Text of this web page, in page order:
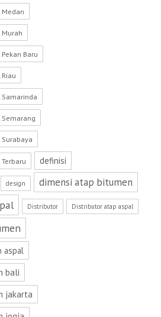
Medan
Murah
Baru
Samarinda
Semarang
definisi
design dimensi atap bitumen
Distributor Distributor atap aspal
aspal
bali
jakarta